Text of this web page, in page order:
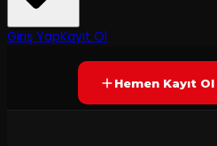
Giriş YapKayıt OlYAKINDA
Hemen Kayıt Ol